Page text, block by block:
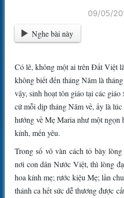
09/05/
Nghe bài này
Có lẽ, không một ai trên Đất Việt
không biết đến tháng Năm là
vậy, sinh hoạt tôn giáo tại các
cứ mỗi dịp tháng Năm về, ấy là
hướng về Mẹ Maria như một ngọn
kính, mến yêu.
Trong số vô vàn cách tỏ bày
nơi con dân Nước Việt, thì lòng
hoa kính mẹ; rước kiệu Mẹ; lần
thánh ca hết sức dễ thương được